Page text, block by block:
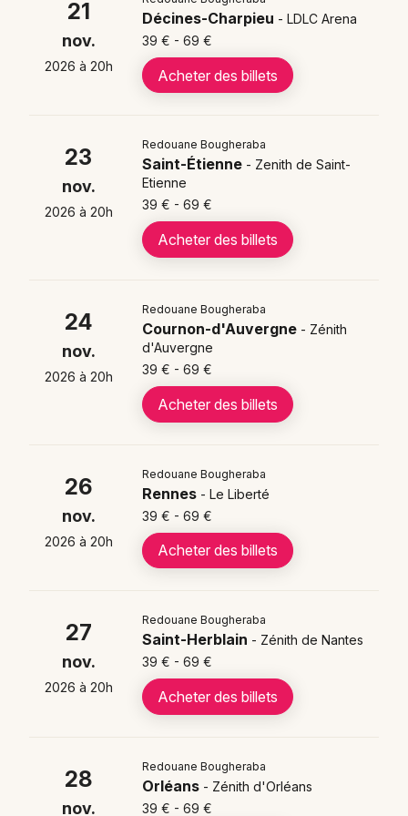
La tournée
de Redouane Bougheraba passera
également dans d'autres villesen France : Paris,
Rouen, Bordeaux, Lyon, Clermont-Ferrand, Rennes,
Marseille, Montpellier, Narbonne et Toulon. On espère
que vous trouverez une date près de chez-vous 😉
Retrouvez l'intégralité des dates
Redouane
Bougheraba "Mon
Premier Spectacle"
La popularité croissante de Redouane
Bougheraba rend ses représentations très
demandées. Les prix des billets débutent à
partir de39 €selon les villes et les
catégories. Il est recommandé de réserver
cette tournée nationale exceptionnelle.
L'ascension artistique de
Redouane Bougheraba a marqué l'histoire du comedy
club français en devenant le
21
nov.
2026 à 20h
Décines-Charpieu - LDLC Arena
39 € - 69 €
Acheter des billets
23
nov.
2026 à 20h
Redouane Bougheraba
Saint-Étienne - Zenith de Saint-
Etienne
39 € - 69 €
Acheter des billets
24
nov.
2026 à 20h
Redouane Bougheraba
Cournon-d'Auvergne - Zénith
d'Auvergne
39 € - 69 €
Acheter des billets
26
nov.
2026 à 20h
Redouane Bougheraba
Rennes - Le Liberté
39 € - 69 €
Acheter des billets
27
nov.
2026 à 20h
Redouane Bougheraba
Saint-Herblain - Zénith de Nantes
39 € - 69 €
Acheter des billets
28
nov.
Redouane Bougheraba
Orléans - Zénith d'Orléans
39 € - 69 €